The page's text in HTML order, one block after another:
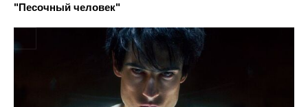
"Песочный человек"